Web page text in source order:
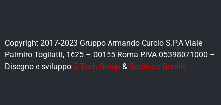
Copyright 2017-2023 Gruppo Armando Curcio S.P.A.Viale
Palmiro Togliatti, 1625 – 00155 Roma P.IVA 05398071000 –
Disegno e sviluppo G Tech Group & Gianluca Gentile